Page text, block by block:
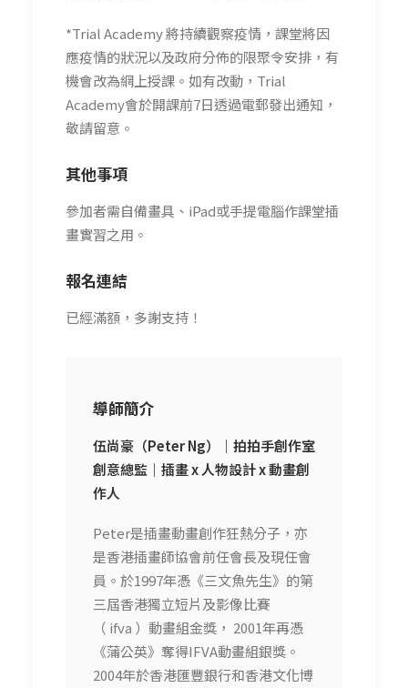
*Trial Academy 將持續觀察疫情，課堂將因
應疫情的狀況以及政府分佈的限聚令安排，有
機會改為網上授課。如有改動，Trial
Academy會於開課前7日透過電郵發出通知，
敬請留意。
其他事項
參加者需自備畫具、iPad或手提電腦作課堂插
畫實習之用。
報名連結
已經滿額，多謝支持！
導師簡介
伍尚豪（Peter Ng）｜ 拍拍手創作室
創意總監｜ 插畫 x 人物設計 x 動畫創
作人
Peter是插畫動畫創作狂熱分子，亦
是香港插畫師協會前任會長及現任會
員。於1997年憑《三文魚先生》的第
三屆香港獨立短片及影像比賽
（ ifva ）動畫組金獎， 2001年再憑
《蒲公英》奪得IFVA動畫組銀獎。
2004年於香港匯豐銀行和香港文化博